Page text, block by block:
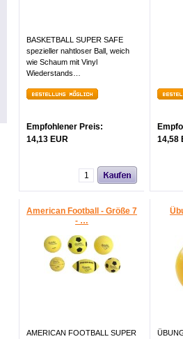
BASKETBALL SUPER SAFE
spezieller nahtloser Ball, weich
wie Schaum mit Vinyl
Wiederstands…
Empfohlener Preis:
14,13 EUR
14,58
American Football - Größe 7
- …
AMERICAN FOOTBALL SUPER